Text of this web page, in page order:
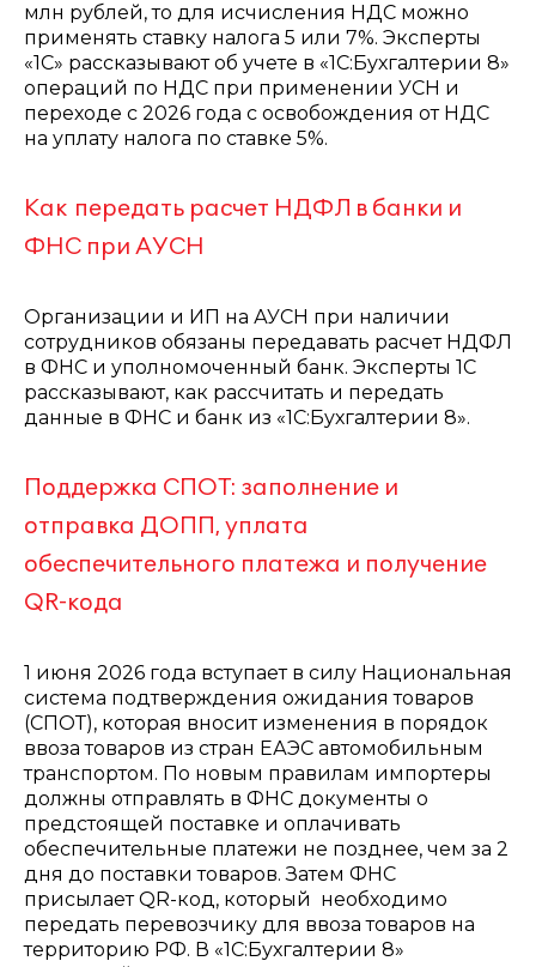
млн рублей, то для исчисления НДС можно
применять ставку налога 5 или 7%. Эксперты
«1С» рассказывают об учете в «1С:Бухгалтерии 8»
операций по НДС при применении УСН и
переходе с 2026 года с освобождения от НДС
на уплату налога по ставке 5%.
Как передать расчет НДФЛ в банки и
ФНС при АУСН
Организации и ИП на АУСН при наличии
сотрудников обязаны передавать расчет НДФЛ
в ФНС и уполномоченный банк. Эксперты 1С
рассказывают, как рассчитать и передать
данные в ФНС и банк из «1С:Бухгалтерии 8».
Поддержка СПОТ: заполнение и
отправка ДОПП, уплата
обеспечительного платежа и получение
QR-кода
1 июня 2026 года вступает в силу Национальная
система подтверждения ожидания товаров
(СПОТ), которая вносит изменения в порядок
ввоза товаров из стран ЕАЭС автомобильным
транспортом. По новым правилам импортеры
должны отправлять в ФНС документы о
предстоящей поставке и оплачивать
обеспечительные платежи не позднее, чем за 2
дня до поставки товаров. Затем ФНС
присылает QR-код, который необходимо
передать перевозчику для ввоза товаров на
территорию РФ. В «1С:Бухгалтерии 8»